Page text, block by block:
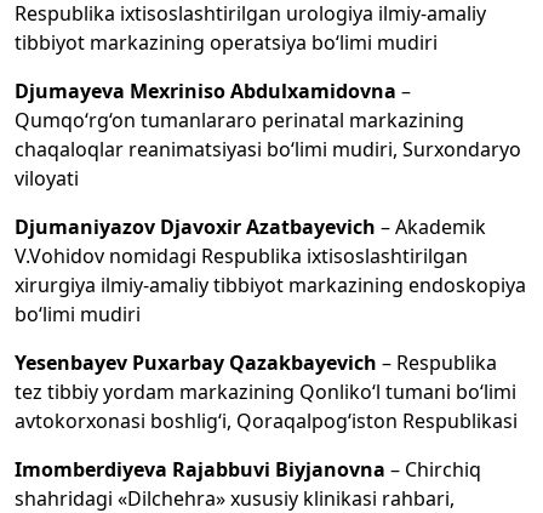
Respublika ixtisoslashtirilgan urologiya ilmiy-amaliy
tibbiyot markazining operatsiya bo‘limi mudiri
Djumayeva Mexriniso Abdulxamidovna –
Qumqo‘rg‘on tumanlararo perinatal markazining
chaqaloqlar reanimatsiyasi bo‘limi mudiri, Surxondaryo
viloyati
Djumaniyazov Djavoxir Azatbayevich – Akademik
V.Vohidov nomidagi Respublika ixtisoslashtirilgan
xirurgiya ilmiy-amaliy tibbiyot markazining endoskopiya
bo‘limi mudiri
Yesenbayev Puxarbay Qazakbayevich – Respublika
tez tibbiy yordam markazining Qonliko‘l tumani bo‘limi
avtokorxonasi boshlig‘i, Qoraqalpog‘iston Respublikasi
Imomberdiyeva Rajabbuvi Biyjanovna – Chirchiq
shahridagi «Dilchehra» xususiy klinikasi rahbari,